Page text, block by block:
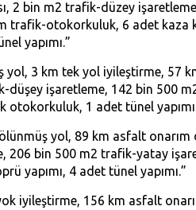
2 bin m2 trafik-düzey
trafik-otokorkuluk, 6 adet kaza
yapımı.”
yol, 3 km tek yol iyileştirme, 57
düşey işaretleme, 142 bin 500
otokorkuluk, 1 adet tünel
yol, 89 km asfalt onarım
206 bin 500 m2 trafik-yatay
yapımı, 4 adet tünel yapımı.”
iyileştirme, 156 km asfalt